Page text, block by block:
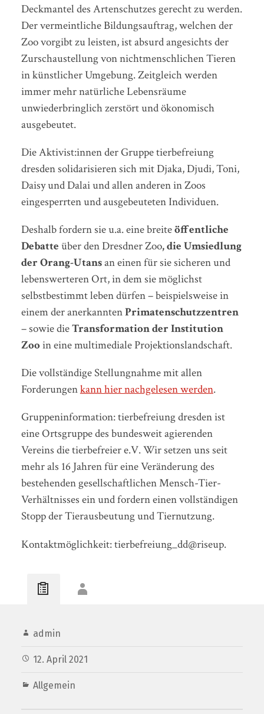
Deckmantel des Artenschutzes gerecht zu werden.
Der vermeintliche Bildungsauftrag, welchen der
Zoo vorgibt zu leisten, ist absurd angesichts der
Zurschaustellung von nichtmenschlichen Tieren
in künstlicher Umgebung. Zeitgleich werden
immer mehr natürliche Lebensräume
unwiederbringlich zerstört und ökonomisch
ausgebeutet.
Die Aktivist:innen der Gruppe tierbefreiung
dresden solidarisieren sich mit Djaka, Djudi, Toni,
Daisy und Dalai und allen anderen in Zoos
eingesperrten und ausgebeuteten Individuen.
Deshalb fordern sie u.a. eine breiteöffentliche
Debatte über den Dresdner Zoo, die Umsiedlung
der Orang-Utansan einen für sie sicheren und
lebenswerteren Ort, in dem sie möglichst
selbstbestimmt leben dürfen – beispielsweise in
einem der anerkanntenPrimatenschutzzentren
– sowie dieTransformation der Institution
Zooin eine multimediale Projektionslandschaft.
Die vollständige Stellungnahme mit allen
Forderungenkann hier nachgelesen werden.
Gruppeninformation: tierbefreiung dresden ist
eine Ortsgruppe des bundesweit agierenden
Vereins die tierbefreier e.V. Wir setzen uns seit
mehr als 16 Jahren für eine Veränderung des
bestehenden gesellschaftlichen Mensch-Tier-
Verhältnisses ein und fordern einen vollständigen
Stopp der Tierausbeutung und Tiernutzung.
Kontaktmöglichkeit: tierbefreiung_dd@riseup.
admin
12. April 2021
Allgemein